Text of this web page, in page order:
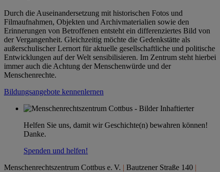
Durch die Auseinandersetzung mit historischen Fotos und
Filmaufnahmen, Objekten und Archivmaterialien sowie den
Erinnerungen von Betroffenen entsteht ein differenziertes Bild von
der Vergangenheit. Gleichzeitig möchte die Gedenkstätte als
außerschulischer Lernort für aktuelle gesellschaftliche und politische
Entwicklungen auf der Welt sensibilisieren. Im Zentrum steht hierbei
immer auch die Achtung der Menschenwürde und der
Menschenrechte.
Bildungsangebote kennenlernen
Helfen Sie uns, damit wir Geschichte(n) bewahren können!
Danke.
Spenden und helfen!
Menschenrechtszentrum Cottbus e. V. | Bautzener Straße 140 |